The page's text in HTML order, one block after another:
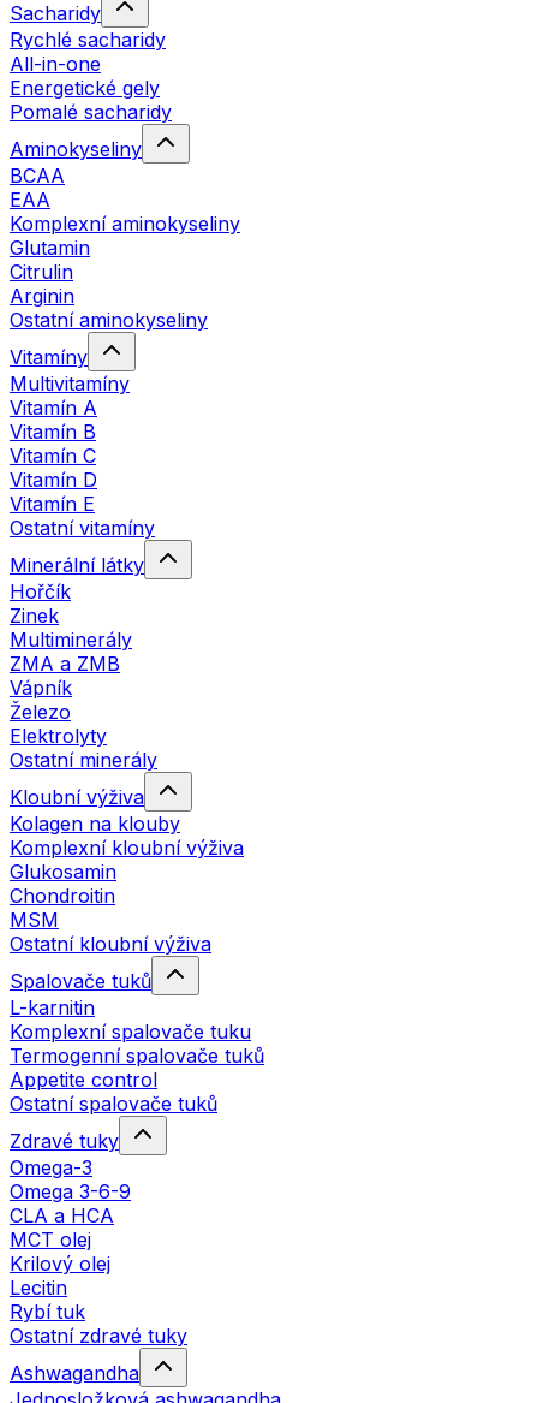
Sacharidy
Rychlé sacharidy
All-in-one
Energetické gely
Pomalé sacharidy
Aminokyseliny
BCAA
EAA
Komplexní aminokyseliny
Glutamin
Citrulin
Arginin
Ostatní aminokyseliny
Vitamíny
Multivitamíny
Vitamín A
Vitamín B
Vitamín C
Vitamín D
Vitamín E
Ostatní vitamíny
Minerální látky
Hořčík
Zinek
Multiminerály
ZMA a ZMB
Vápník
Železo
Elektrolyty
Ostatní minerály
Kloubní výživa
Kolagen na klouby
Komplexní kloubní výživa
Glukosamin
Chondroitin
MSM
Ostatní kloubní výživa
Spalovače tuků
L-karnitin
Komplexní spalovače tuku
Termogenní spalovače tuků
Appetite control
Ostatní spalovače tuků
Zdravé tuky
Omega-3
Omega 3-6-9
CLA a HCA
MCT olej
Krilový olej
Lecitin
Rybí tuk
Ostatní zdravé tuky
Ashwagandha